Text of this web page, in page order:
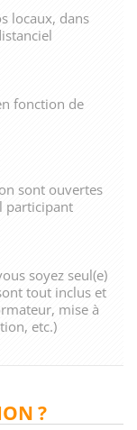
locaux, dans
fonction de
sont ouvertes
participant
soyez seul(e)
tout inclus et
mise à
etc.)
?